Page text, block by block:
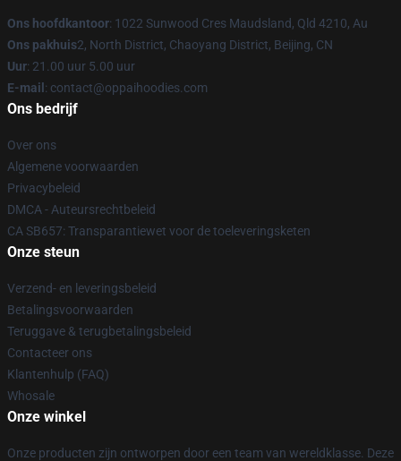
Ons hoofdkantoor: 1022 Sunwood Cres Maudsland, Qld 4210, Au
Ons pakhuis2, North District, Chaoyang District, Beijing, CN
Uur: 21.00 uur 5.00 uur
E-mail : contact@oppaihoodies.com
Ons bedrijf
Over ons
Algemene voorwaarden
Privacybeleid
DMCA - Auteursrechtbeleid
CA SB657: Transparantiewet voor de toeleveringsketen
Onze steun
Verzend- en leveringsbeleid
Betalingsvoorwaarden
Teruggave & terugbetalingsbeleid
Contacteer ons
Klantenhulp (FAQ)
Whosale
Onze winkel
Onze producten zijn ontworpen door een team van wereldklasse. Deze